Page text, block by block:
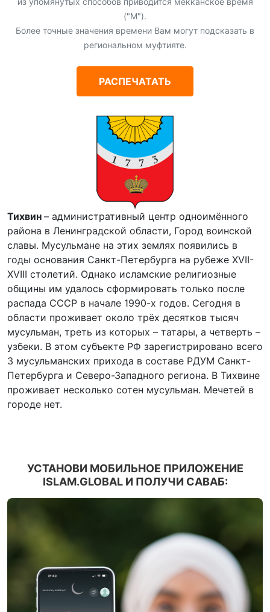
("М").
Более точные значения времени Вам могут подсказать в
региональном муфтияте.
РАСПЕЧАТАТЬ
Тихвин – административный центр одноимённого
района в Ленинградской области, Город воинской
славы. Мусульмане на этих землях появились в
годы основания Санкт-Петербурга на рубеже XVII-
XVIII столетий. Однако исламские религиозные
общины им удалось сформировать только после
распада СССР в начале 1990-х годов. Сегодня в
области проживает около трёх десятков тысяч
мусульман, треть из которых – татары, а четверть –
узбеки. В этом субъекте РФ зарегистрировано всего
3 мусульманских прихода в составе РДУМ Санкт-
Петербурга и Северо-Западного региона. В Тихвине
проживает несколько сотен мусульман. Мечетей в
городе нет.
УСТАНОВИ МОБИЛЬНОЕ ПРИЛОЖЕНИЕ
ISLAM.GLOBAL И ПОЛУЧИ САВАБ: